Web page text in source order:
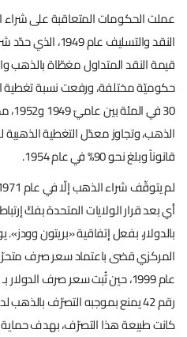
عملت الحكومات المتعاقبة على شراء
النقد والتسليف
30
الذهب، وتجاوز معدّل التغطية الذهبية
قانوناً وبلغ نحو 90% في عام 1954.
أي بعد قرار الولايات المتحدة بفكّ
بالدولار، بفعل إتفاقية «بريتون
المركزي قضى باعتماد سعر صرف
رقم 42 يمنع بموجبه التصرّف
كانت طبيعة هذا التصرّف، بهدف